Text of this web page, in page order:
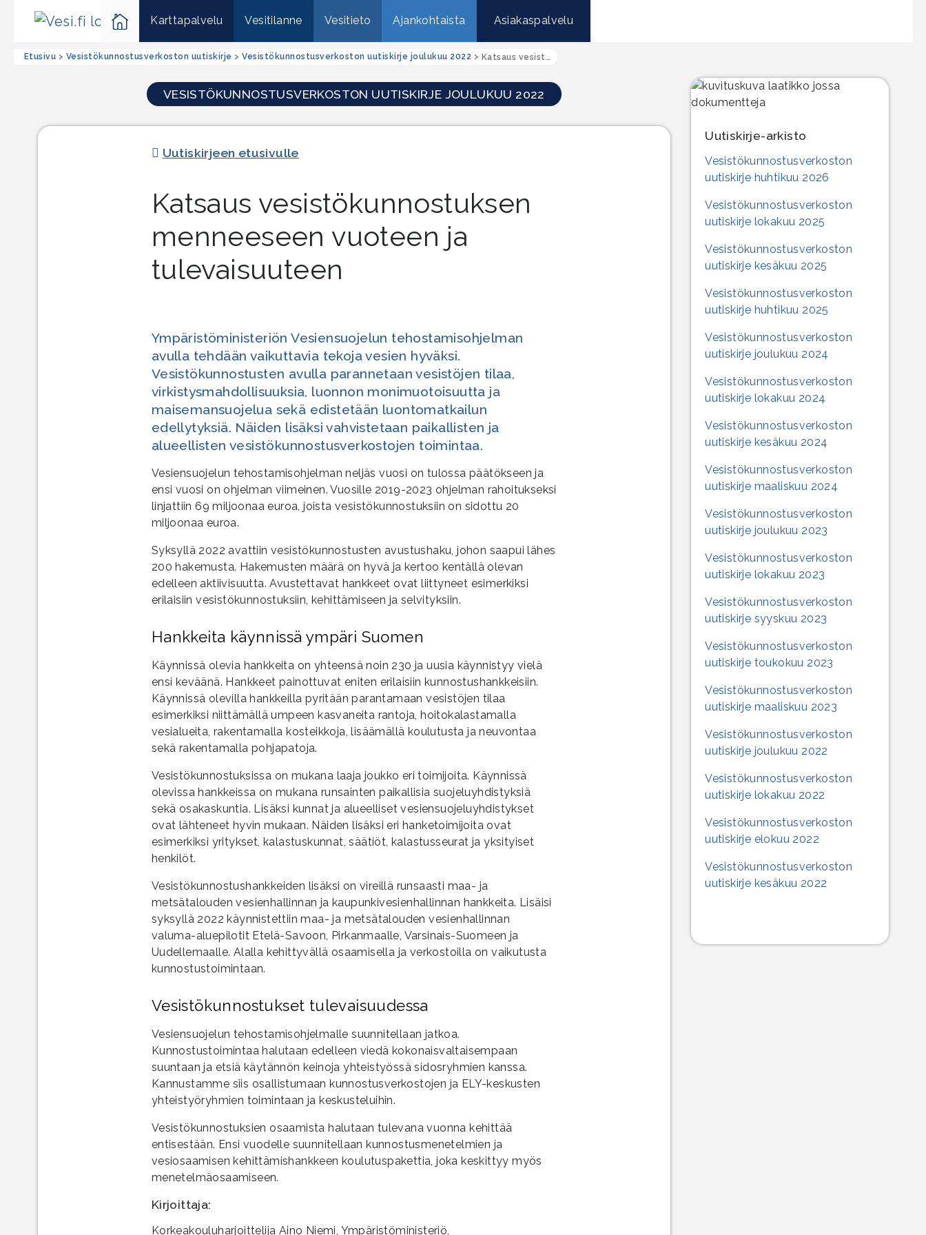
Karttapalvelu Vesitilanne Vesitieto Ajankohtaista Asiakaspalvelu
Etusivu > Vesistökunnostus­­verkoston uutiskirje > Vesistökunnostusverkoston uutiskirje joulukuu 2022 > Katsaus vesistökunnostuksen menneeseen vuoteen ja tulevaisuuteen
VESISTÖKUNNOSTUSVERKOSTON UUTISKIRJE JOULUKUU 2022
Uutiskirjeen etusivulle
Katsaus vesistökunnostuksen
menneeseen vuoteen ja
tulevaisuuteen
Ympäristöministeriön Vesiensuojelun tehostamisohjelman
avulla tehdään vaikuttavia tekoja vesien hyväksi.
Vesistökunnostusten avulla parannetaan vesistöjen tilaa,
virkistysmahdollisuuksia, luonnon monimuotoisuutta ja
maisemansuojelua sekä edistetään luontomatkailun
edellytyksiä. Näiden lisäksi vahvistetaan paikallisten ja
alueellisten vesistökunnostusverkostojen toimintaa.
Vesiensuojelun tehostamisohjelman neljäs vuosi on tulossa päätökseen ja
ensi vuosi on ohjelman viimeinen. Vuosille 2019-2023 ohjelman rahoitukseksi
linjattiin 69 miljoonaa euroa, joista vesistökunnostuksiin on sidottu 20
miljoonaa euroa.
Syksyllä 2022 avattiin vesistökunnostusten avustushaku, johon saapui lähes
200 hakemusta. Hakemusten määrä on hyvä ja kertoo kentällä olevan
edelleen aktiivisuutta. Avustettavat hankkeet ovat liittyneet esimerkiksi
erilaisiin vesistökunnostuksiin, kehittämiseen ja selvityksiin.
Hankkeita käynnissä ympäri Suomen
Käynnissä olevia hankkeita on yhteensä noin 230 ja uusia käynnistyy vielä
ensi keväänä. Hankkeet painottuvat eniten erilaisiin kunnostushankkeisiin.
Käynnissä olevilla hankkeilla pyritään parantamaan vesistöjen tilaa
esimerkiksi niittämällä umpeen kasvaneita rantoja, hoitokalastamalla
vesialueita, rakentamalla kosteikkoja, lisäämällä koulutusta ja neuvontaa
sekä rakentamalla pohjapatoja.
Vesistökunnostuksissa on mukana laaja joukko eri toimijoita. Käynnissä
olevissa hankkeissa on mukana runsainten paikallisia suojeluyhdistyksiä
sekä osakaskuntia. Lisäksi kunnat ja alueelliset vesiensuojeluyhdistykset
ovat lähteneet hyvin mukaan. Näiden lisäksi eri hanketoimijoita ovat
esimerkiksi yritykset, kalastuskunnat, säätiöt, kalastusseurat ja yksityiset
henkilöt.
Vesistökunnostushankkeiden lisäksi on vireillä runsaasti maa- ja
metsätalouden vesienhallinnan ja kaupunkivesienhallinnan hankkeita. Lisäisi
syksyllä 2022 käynnistettiin maa- ja metsätalouden vesienhallinnan
valuma-aluepilotit Etelä-Savoon, Pirkanmaalle, Varsinais-Suomeen ja
Uudellemaalle. Alalla kehittyvällä osaamisella ja verkostoilla on vaikutusta
kunnostustoimintaan.
Vesistökunnostukset tulevaisuudessa
Vesiensuojelun tehostamisohjelmalle suunnitellaan jatkoa.
Kunnostustoimintaa halutaan edelleen viedä kokonaisvaltaisempaan
suuntaan ja etsiä käytännön keinoja yhteistyössä sidosryhmien kanssa.
Kannustamme siis osallistumaan kunnostusverkostojen ja ELY-keskusten
yhteistyöryhmien toimintaan ja keskusteluihin.
Vesistökunnostuksien osaamista halutaan tulevana vuonna kehittää
entisestään. Ensi vuodelle suunnitellaan kunnostusmenetelmien ja
vesiosaamisen kehittämishankkeen koulutuspakettia, joka keskittyy myös
menetelmäosaamiseen.
Kirjoittaja:
Korkeakouluharjoittelija Aino Niemi, Ympäristöministeriö,
Uutiskirje-arkisto
Vesistökunnostusverkoston
uutiskirje huhtikuu 2026
Vesistökunnostusverkoston
uutiskirje lokakuu 2025
Vesistökunnostusverkoston
uutiskirje kesäkuu 2025
Vesistökunnostusverkoston
uutiskirje huhtikuu 2025
Vesistökunnostusverkoston
uutiskirje joulukuu 2024
Vesistökunnostusverkoston
uutiskirje lokakuu 2024
Vesistökunnostusverkoston
uutiskirje kesäkuu 2024
Vesistökunnostusverkoston
uutiskirje maaliskuu 2024
Vesistökunnostusverkoston
uutiskirje joulukuu 2023
Vesistökunnostusverkoston
uutiskirje lokakuu 2023
Vesistökunnostusverkoston
uutiskirje syyskuu 2023
Vesistökunnostusverkoston
uutiskirje toukokuu 2023
Vesistökunnostusverkoston
uutiskirje maaliskuu 2023
Vesistökunnostusverkoston
uutiskirje joulukuu 2022
Vesistökunnostusverkoston
uutiskirje lokakuu 2022
Vesistökunnostusverkoston
uutiskirje elokuu 2022
Vesistökunnostusverkoston
uutiskirje kesäkuu 2022